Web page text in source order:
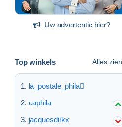
Uw advertentie hier?
Top winkels Alles zien
la_postale_phila
caphila
jacquesdirkx